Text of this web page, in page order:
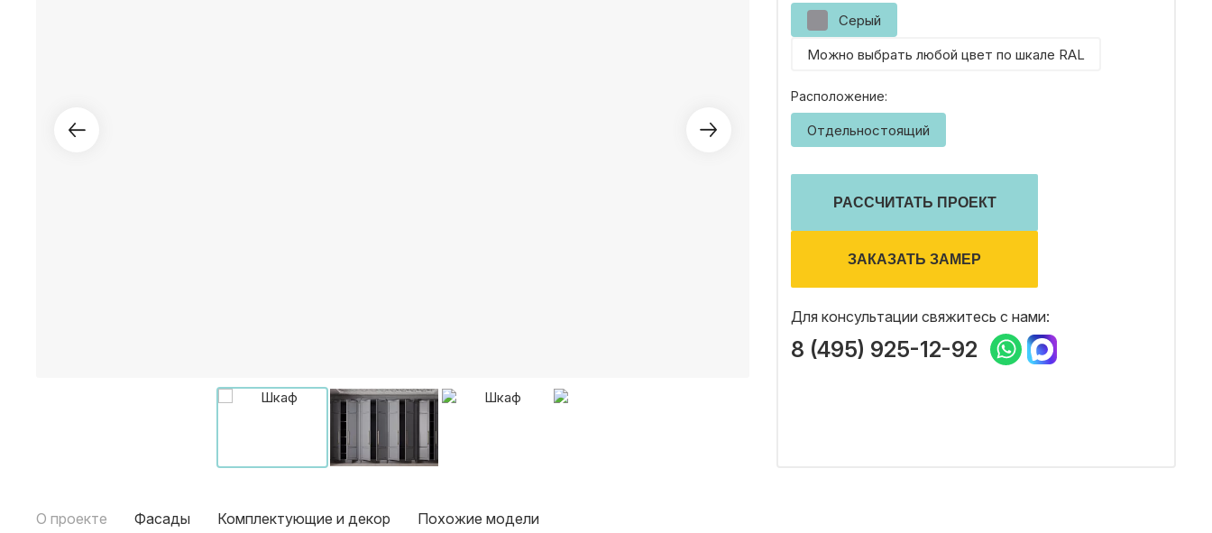
Серый
Можно выбрать любой цвет по шкале RAL
Расположение:
Отдельностоящий
РАССЧИТАТЬ ПРОЕКТ
ЗАКАЗАТЬ ЗАМЕР
Для консультации свяжитесь с нами:
8 (495) 925-12-92
О проекте Фасады Комплектующие и декор Похожие модели
3D ПРОЕКТ В ПОДАРОК